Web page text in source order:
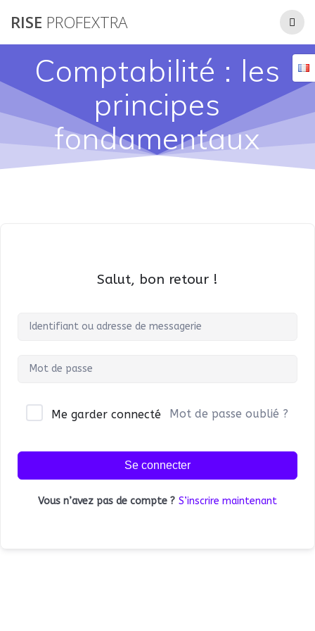
RISE PROFEXTRA
Comptabilité : les
principes
fondamentaux
Salut, bon retour !
Me garder connecté Mot de passe oublié ?
Se connecter
Vous n’avez pas de compte ? S’inscrire maintenant